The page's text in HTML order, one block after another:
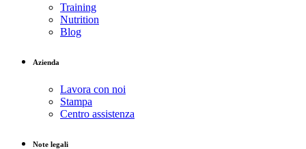
Training
Nutrition
Blog
Azienda
Lavora con noi
Stampa
Centro assistenza
Note legali